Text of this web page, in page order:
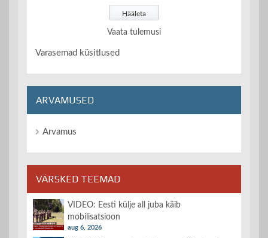
Vaata tulemusi
Varasemad küsitlused
ARVAMUSED
Arvamus
VÄRSKED TEEMAD
VIDEO: Eesti külje all juba käib
mobilisatsioon
aug 6, 2026